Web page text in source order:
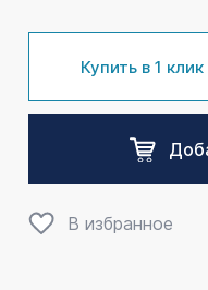
Купить в 1 клик
В избранное